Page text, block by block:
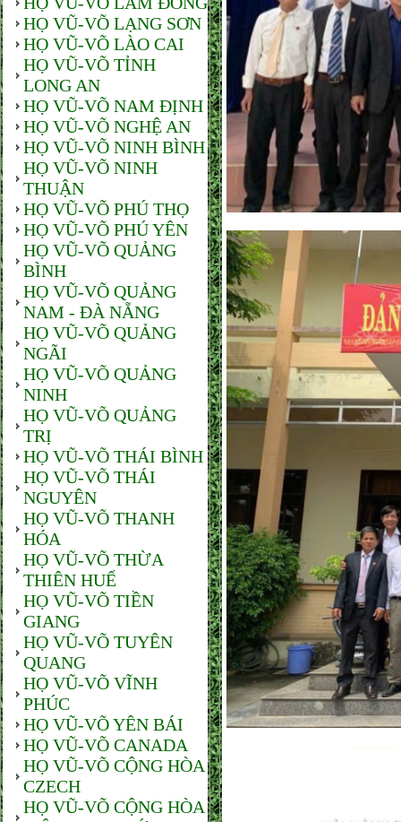
HỌ VŨ-VÕ LẠNG SƠN
HỌ VŨ-VÕ LÀO CAI
HỌ VŨ-VÕ TỈNH
LONG AN
HỌ VŨ-VÕ NAM ĐỊNH
HỌ VŨ-VÕ NGHỆ AN
HỌ VŨ-VÕ NINH BÌNH
HỌ VŨ-VÕ NINH
THUẬN
HỌ VŨ-VÕ PHÚ THỌ
HỌ VŨ-VÕ PHÚ YÊN
HỌ VŨ-VÕ QUẢNG
BÌNH
HỌ VŨ-VÕ QUẢNG
NAM - ĐÀ NẴNG
HỌ VŨ-VÕ QUẢNG
NGÃI
HỌ VŨ-VÕ QUẢNG
NINH
HỌ VŨ-VÕ QUẢNG
TRỊ
HỌ VŨ-VÕ THÁI BÌNH
HỌ VŨ-VÕ THÁI
NGUYÊN
HỌ VŨ-VÕ THANH
HÓA
HỌ VŨ-VÕ THỪA
THIÊN HUẾ
HỌ VŨ-VÕ TIỀN
GIANG
HỌ VŨ-VÕ TUYÊN
QUANG
HỌ VŨ-VÕ VĨNH
PHÚC
HỌ VŨ-VÕ YÊN BÁI
HỌ VŨ-VÕ CANADA
HỌ VŨ-VÕ CỘNG HÒA
CZECH
HỌ VŨ-VÕ CỘNG HÒA